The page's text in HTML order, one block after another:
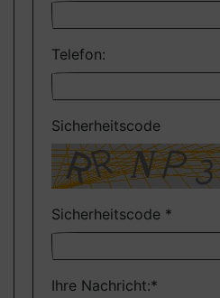
Telefon:
Sicherheitscode
Sicherheitscode *
Ihre Nachricht:*